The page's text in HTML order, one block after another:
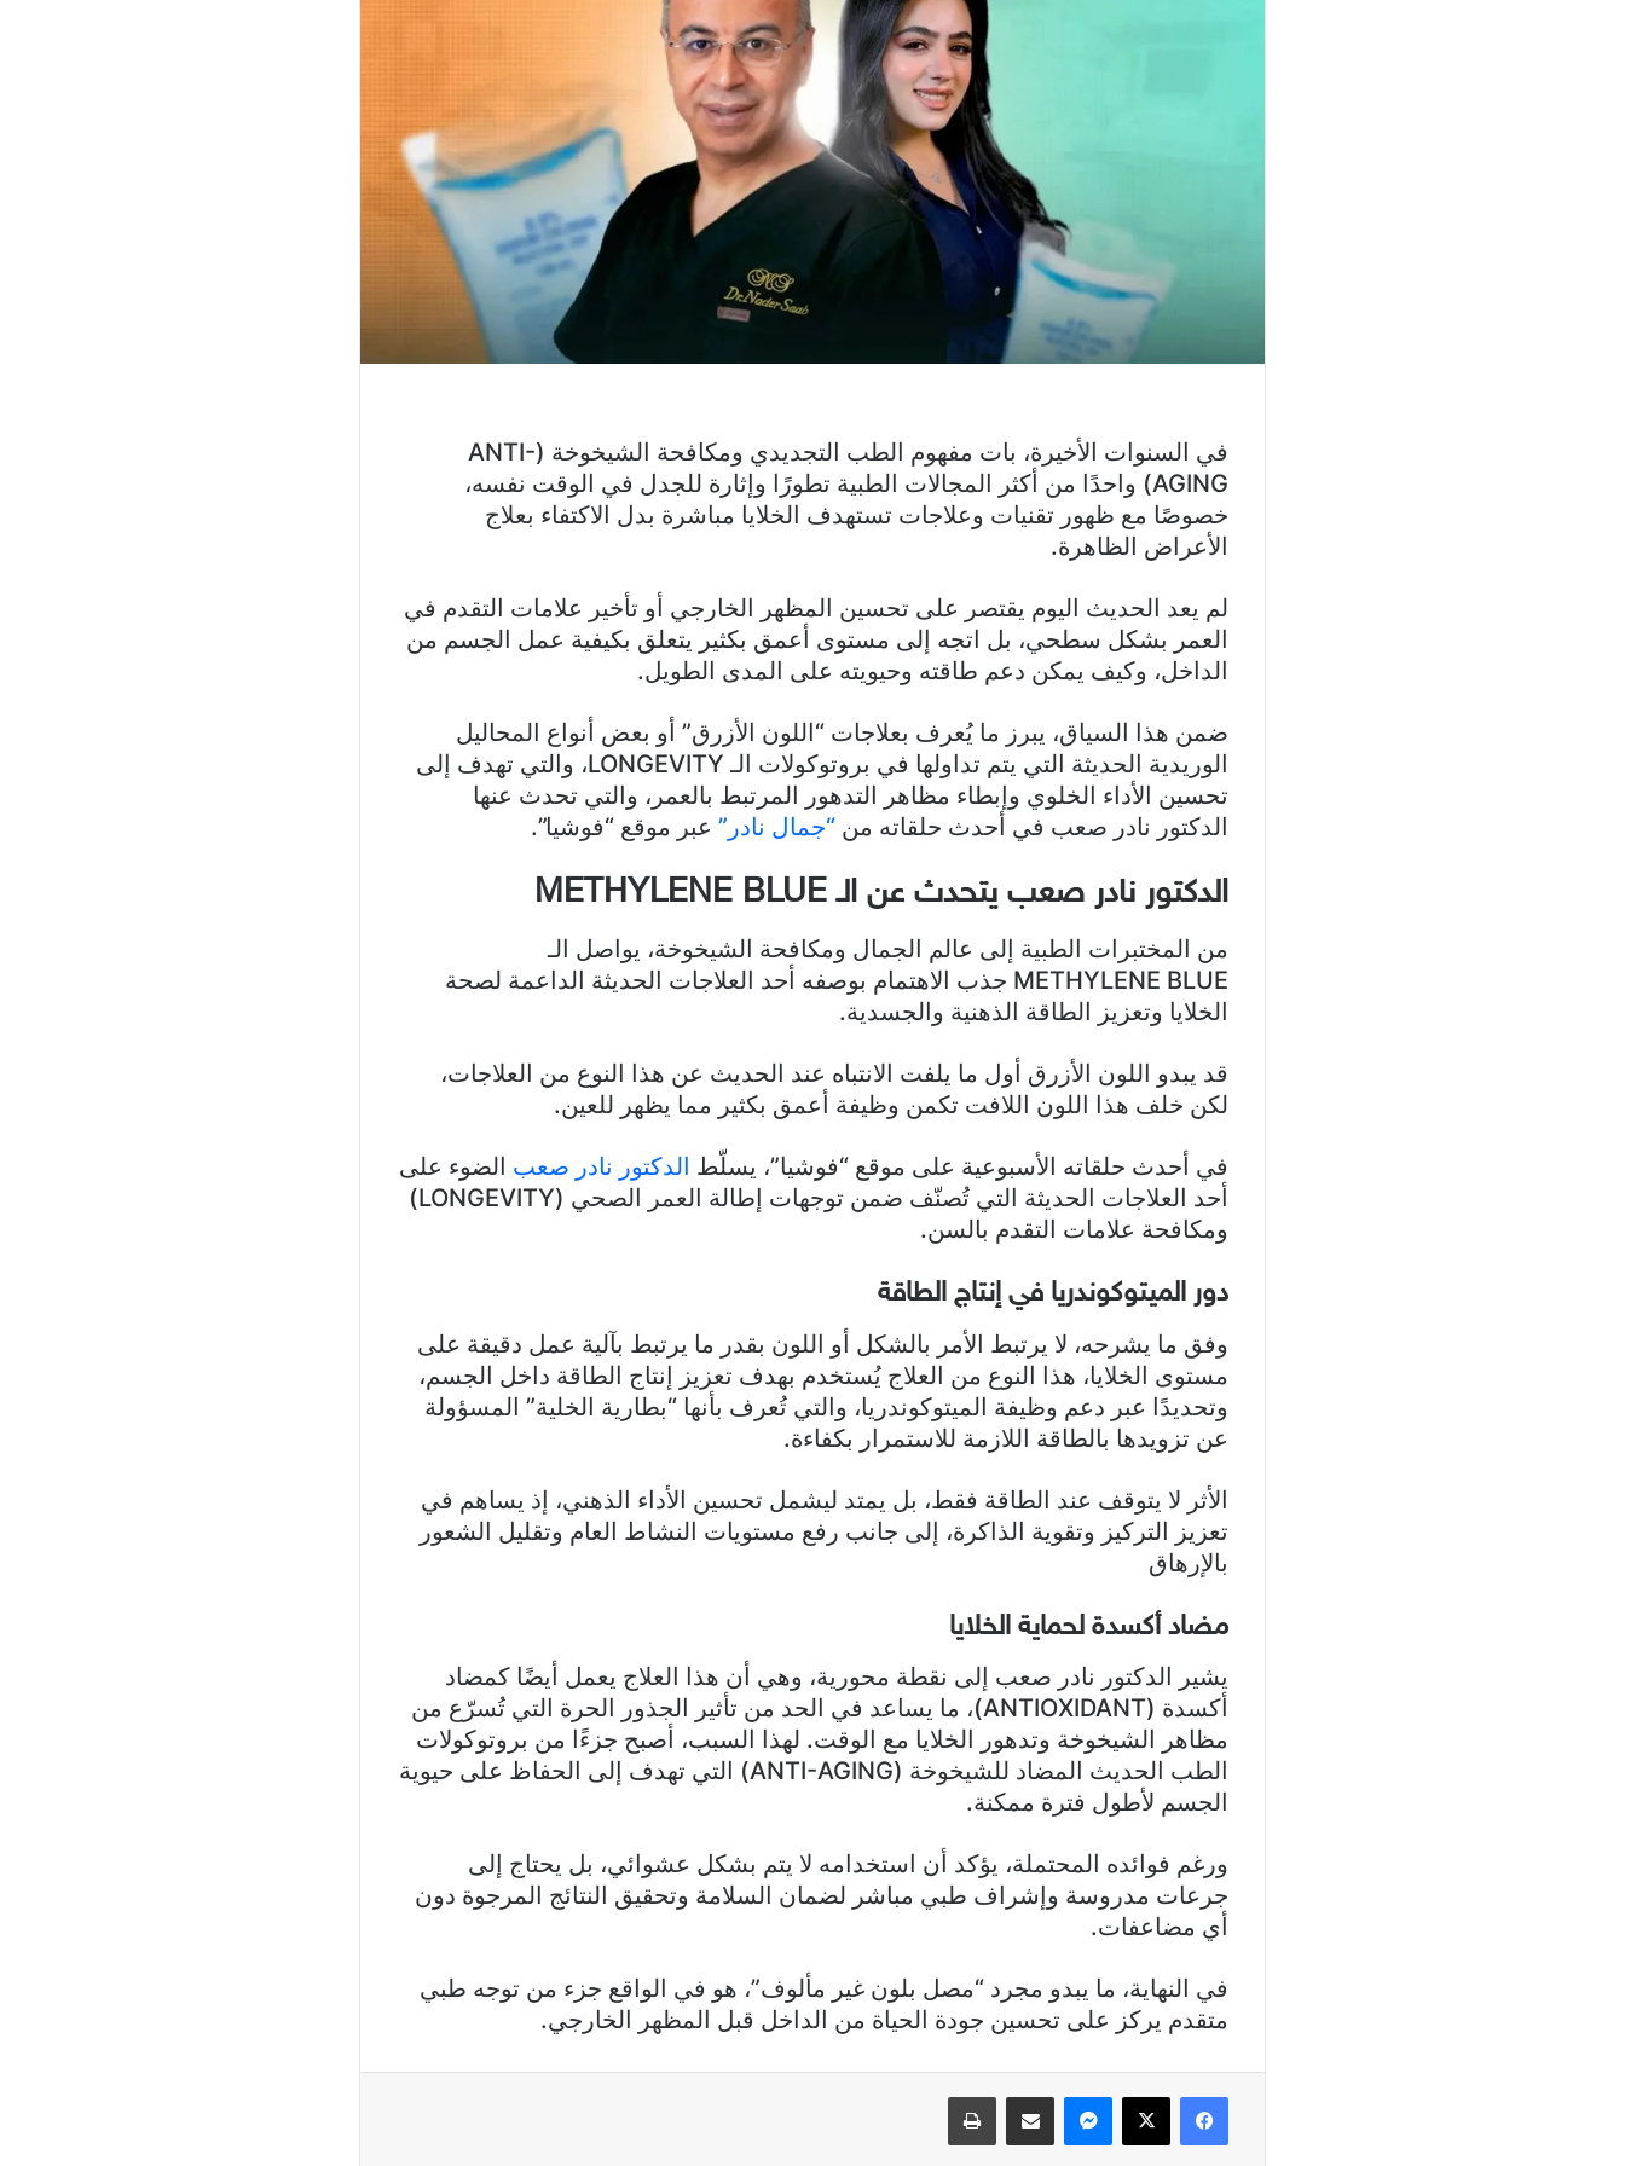
في السنوات الأخيرة، بات مفهوم الطب التجديدي ومكافحة الشيخوخة (ANTI-
AGING) واحدًا من أكثر المجالات الطبية تطورًا وإثارة للجدل في الوقت نفسه،
خصوصًا مع ظهور تقنيات وعلاجات تستهدف الخلايا مباشرة بدل الاكتفاء بعلاج
الأعراض الظاهرة.
لم يعد الحديث اليوم يقتصر على تحسين المظهر الخارجي أو تأخير علامات التقدم في
العمر بشكل سطحي، بل اتجه إلى مستوى أعمق بكثير يتعلق بكيفية عمل الجسم من
الداخل، وكيف يمكن دعم طاقته وحيويته على المدى الطويل.
ضمن هذا السياق، يبرز ما يُعرف بعلاجات “اللون الأزرق” أو بعض أنواع المحاليل
الوريدية الحديثة التي يتم تداولها في بروتوكولات الـ LONGEVITY، والتي تهدف إلى
تحسين الأداء الخلوي وإبطاء مظاهر التدهور المرتبط بالعمر، والتي تحدث عنها
الدكتور نادر صعب في أحدث حلقاته من “جمال نادر” عبر موقع “فوشيا”.
الدكتور نادر صعب يتحدث عن الـ METHYLENE BLUE
من المختبرات الطبية إلى عالم الجمال ومكافحة الشيخوخة، يواصل الـ
METHYLENE BLUE جذب الاهتمام بوصفه أحد العلاجات الحديثة الداعمة لصحة
الخلايا وتعزيز الطاقة الذهنية والجسدية.
قد يبدو اللون الأزرق أول ما يلفت الانتباه عند الحديث عن هذا النوع من العلاجات،
لكن خلف هذا اللون اللافت تكمن وظيفة أعمق بكثير مما يظهر للعين.
في أحدث حلقاته الأسبوعية على موقع “فوشيا”، يسلّط الدكتور نادر صعب الضوء على
أحد العلاجات الحديثة التي تُصنّف ضمن توجهات إطالة العمر الصحي (LONGEVITY)
ومكافحة علامات التقدم بالسن.
دور الميتوكوندريا في إنتاج الطاقة
وفق ما يشرحه، لا يرتبط الأمر بالشكل أو اللون بقدر ما يرتبط بآلية عمل دقيقة على
مستوى الخلايا، هذا النوع من العلاج يُستخدم بهدف تعزيز إنتاج الطاقة داخل الجسم،
وتحديدًا عبر دعم وظيفة الميتوكوندريا، والتي تُعرف بأنها “بطارية الخلية” المسؤولة
عن تزويدها بالطاقة اللازمة للاستمرار بكفاءة.
الأثر لا يتوقف عند الطاقة فقط، بل يمتد ليشمل تحسين الأداء الذهني، إذ يساهم في
تعزيز التركيز وتقوية الذاكرة، إلى جانب رفع مستويات النشاط العام وتقليل الشعور
بالإرهاق
مضاد أكسدة لحماية الخلايا
يشير الدكتور نادر صعب إلى نقطة محورية، وهي أن هذا العلاج يعمل أيضًا كمضاد
أكسدة (ANTIOXIDANT)، ما يساعد في الحد من تأثير الجذور الحرة التي تُسرّع من
مظاهر الشيخوخة وتدهور الخلايا مع الوقت. لهذا السبب، أصبح جزءًا من بروتوكولات
الطب الحديث المضاد للشيخوخة (ANTI-AGING) التي تهدف إلى الحفاظ على حيوية
الجسم لأطول فترة ممكنة.
ورغم فوائده المحتملة، يؤكد أن استخدامه لا يتم بشكل عشوائي، بل يحتاج إلى
جرعات مدروسة وإشراف طبي مباشر لضمان السلامة وتحقيق النتائج المرجوة دون
أي مضاعفات.
في النهاية، ما يبدو مجرد “مصل بلون غير مألوف”، هو في الواقع جزء من توجه طبي
متقدم يركز على تحسين جودة الحياة من الداخل قبل المظهر الخارجي.
فيسبوك X ماسنجر مشاركة عبر البريد طباعة